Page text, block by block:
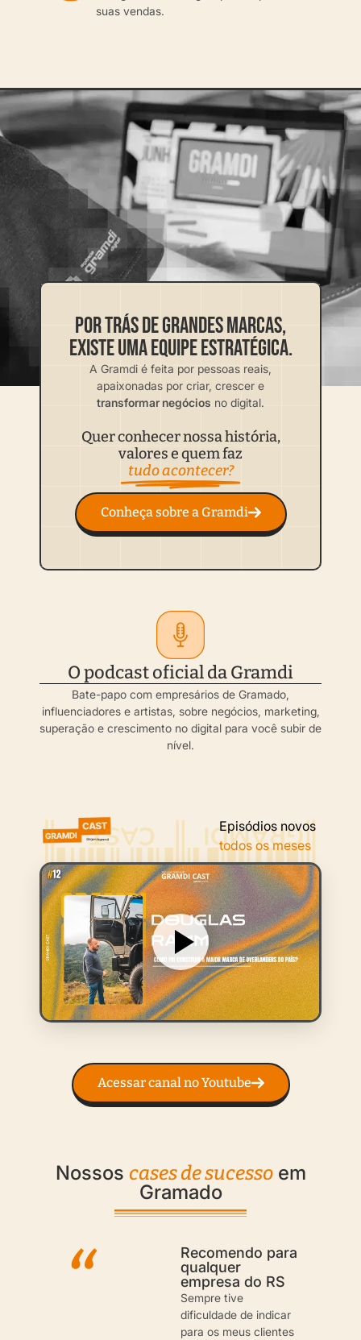
suas vendas.
Por trás de grandes marcas,
existe uma equipe estratégica.
A Gramdi é feita por pessoas reais,
apaixonadas por criar, crescer e
transformar negócios no digital.
Quer conhecer nossa história,
valores e quem faz
tudo acontecer?
Conheça sobre a Gramdi
O podcast oficial da Gramdi
Bate-papo com empresários de Gramado,
influenciadores e artistas, sobre negócios, marketing,
superação e crescimento no digital para você subir de
nível.
Episódios novos
todos os meses
Acessar canal no Youtube
Nossos cases de sucessoem
Gramado
Recomendo para
qualquer
empresa do RS
Sempre tive
dificuldade de indicar
para os meus clientes